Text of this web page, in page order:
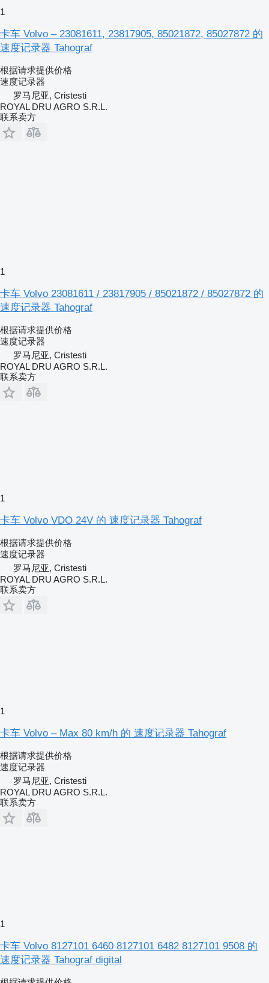
1
卡车 Volvo – 23081611, 23817905, 85021872, 85027872 的
速度记录器 Tahograf
根据请求提供价格
速度记录器
罗马尼亚, Cristesti
ROYAL DRU AGRO S.R.L.
联系卖方
1
卡车 Volvo 23081611 / 23817905 / 85021872 / 85027872 的
速度记录器 Tahograf
根据请求提供价格
速度记录器
罗马尼亚, Cristesti
ROYAL DRU AGRO S.R.L.
联系卖方
1
卡车 Volvo VDO 24V 的 速度记录器 Tahograf
根据请求提供价格
速度记录器
罗马尼亚, Cristesti
ROYAL DRU AGRO S.R.L.
联系卖方
1
卡车 Volvo – Max 80 km/h 的 速度记录器 Tahograf
根据请求提供价格
速度记录器
罗马尼亚, Cristesti
ROYAL DRU AGRO S.R.L.
联系卖方
1
卡车 Volvo 8127101 6460 8127101 6482 8127101 9508 的
速度记录器 Tahograf digital